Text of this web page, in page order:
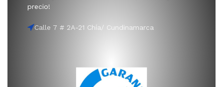
precio!
Calle 7 # 2A-21 Chía/ Cundinamarca